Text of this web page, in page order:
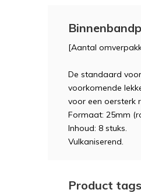
[Aantal
De standaard
voorkomende
voor een oersterk
Formaat: 25mm
Inhoud: 8 stuks.
Vulkaniserend.
Product tags